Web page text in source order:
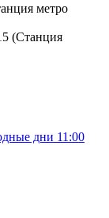
метро
(Станция
дни 11:00